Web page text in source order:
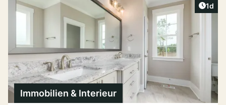
1d
Immobilien & Interieur